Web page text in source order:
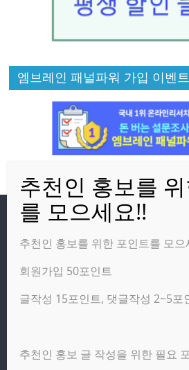
엠브레인 패널파워 가입 이벤트
방문자
온라인 방문자:9
오늘의 조회수:164
광고 제휴 홍보 일반 문의 :
추천인 홍보를 위한 포인트를 모으
회원가입 50포인트
글작성 15포인트, 댓글작성 2~5포
추천인 홍보 글 작성을 위한 필요